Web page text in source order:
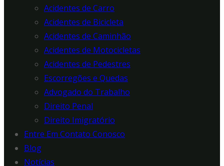
Acidentes de Carro
Acidentes de Bicicleta
Acidentes de Caminhão
Acidentes de Motocicletas
Acidentes de Pedestres
Escorregões e Quedas
Advogado do Trabalho
Direito Penal
Direito Imigratório
Entre Em Contato Conosco
Blog
Notícias